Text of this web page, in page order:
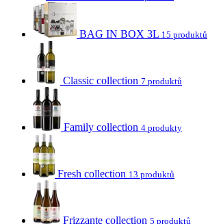
BAG IN BOX 3L 15 produktů
Classic collection 7 produktů
Family collection 4 produkty
Fresh collection 13 produktů
Frizzante collection 5 produktů